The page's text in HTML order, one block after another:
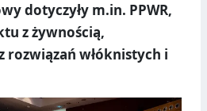
dotyczyły m.in. PPWR,
z żywnością,
rozwiązań włóknistych i